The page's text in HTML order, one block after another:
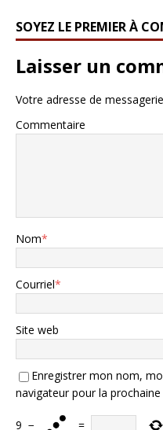
SOYEZ LE PREMIER À
Laisser un
Votre adresse de
Commentaire
Nom*
Courriel*
Site web
Enregistrer mon nom,
navigateur pour la
9 − =